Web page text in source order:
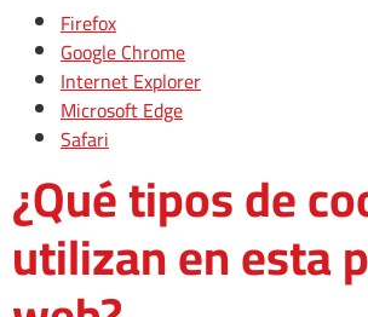
Firefox
Google Chrome
Internet Explorer
Microsoft Edge
Safari
¿Qué tipos de
utilizan en esta